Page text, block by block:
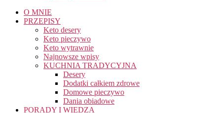
O MNIE
PRZEPISY
Keto desery
Keto pieczywo
Keto wytrawnie
Najnowsze wpisy
KUCHNIA TRADYCYJNA
Desery
Dodatki całkiem zdrowe
Domowe pieczywo
Dania obiadowe
PORADY I WIEDZA